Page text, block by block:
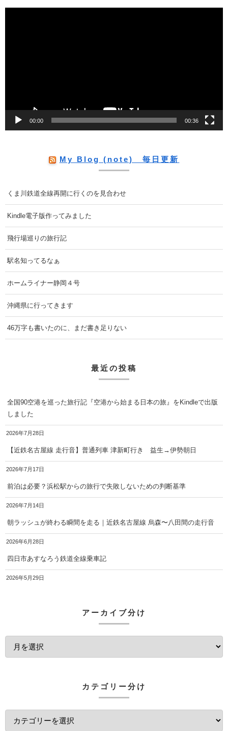
00:00 00:36
My Blog (note) 毎日更新
くま川鉄道全線再開に行くのを見合わせ
Kindle電子版作ってみました
飛行場巡りの旅行記
駅名知ってるなぁ
ホームライナー静岡４号
沖縄県に行ってきます
46万字も書いたのに、まだ書き足りない
最近の投稿
全国90空港を巡った旅行記『空港から始まる日本の旅』をKindleで出版
しました
2026年7月28日
【近鉄名古屋線 走行音】普通列車 津新町行き 益生→伊勢朝日
2026年7月17日
前泊は必要？浜松駅からの旅行で失敗しないための判断基準
2026年7月14日
朝ラッシュが終わる瞬間を走る｜近鉄名古屋線 烏森〜八田間の走行音
2026年6月28日
四日市あすなろう鉄道全線乗車記
2026年5月29日
アーカイブ分け
カテゴリー分け